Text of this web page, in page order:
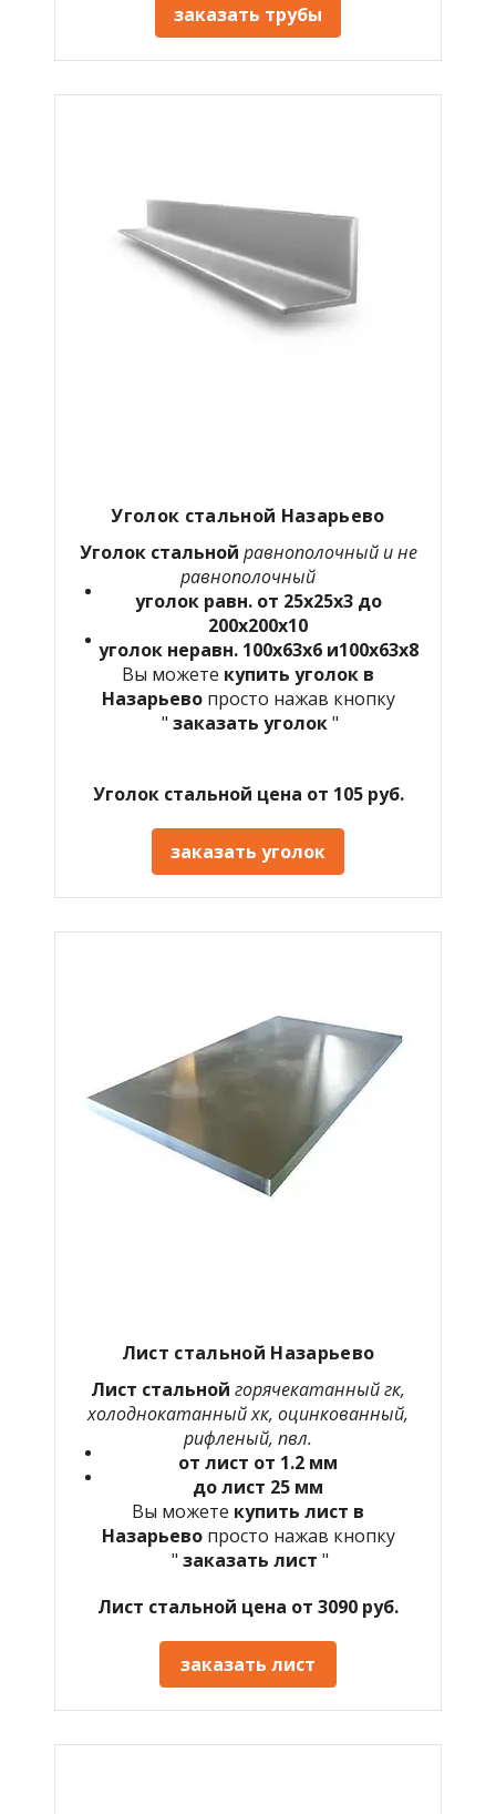
заказать трубы
Уголок стальной Назарьево
Уголок стальной равнополочный и не
равнополочный
уголок равн. от 25х25х3 до
200х200х10
уголок неравн. 100х63х6 и100х63х8
Вы можете купить уголок в
Назарьево просто нажав кнопку
" заказать уголок"
Уголок стальной цена от 105 руб.
заказать уголок
Лист стальной Назарьево
Лист стальной горячекатанный гк,
холоднокатанный хк, оцинкованный,
рифленый, пвл.
от лист от 1.2 мм
до лист 25 мм
Вы можете купить лист в
Назарьево просто нажав кнопку
" заказать лист "
Лист стальной цена от 3090 руб.
заказать лист